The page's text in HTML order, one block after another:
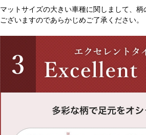
マットサイズの大きい車種に関しまして、
ございますのであらかじめご了承ください。